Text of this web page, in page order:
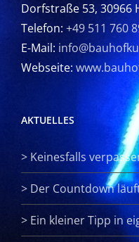
Dorfstraße 53, 30966
Telefon: +49 511 760
E-Mail:
Webseite:
AKTUELLES
> Keinesfalls
> Der Countdown
> Ein kleiner Tipp in